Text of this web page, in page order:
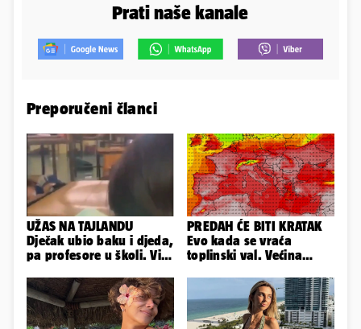
Prati naše kanale
Preporučeni članci
UŽAS NA TAJLANDU
Dječak ubio baku i djeda,
pa profesore u školi. Više
PREDAH ĆE BITI KRATAK
Evo kada se vraća
toplinski val. Većina